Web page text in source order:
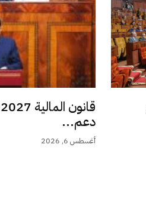
دعم...
أغسطس 6, 2026